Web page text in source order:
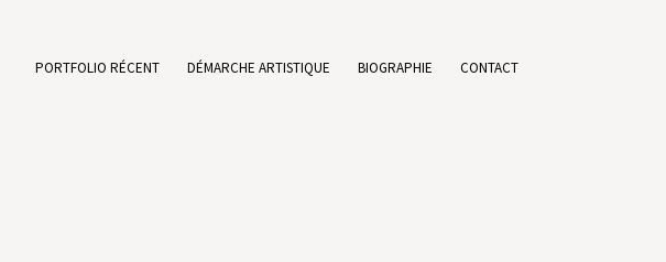
PORTFOLIO RÉCENT DÉMARCHE ARTISTIQUE BIOGRAPHIE CONTACT